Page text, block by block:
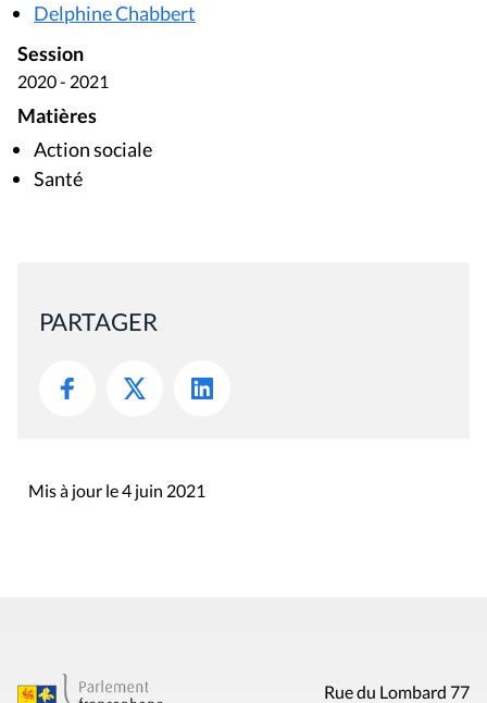
Delphine Chabbert
Session
2020 - 2021
Matières
Action sociale
Santé
PARTAGER
Mis à jour le 4 juin 2021
Rue du Lombard 77